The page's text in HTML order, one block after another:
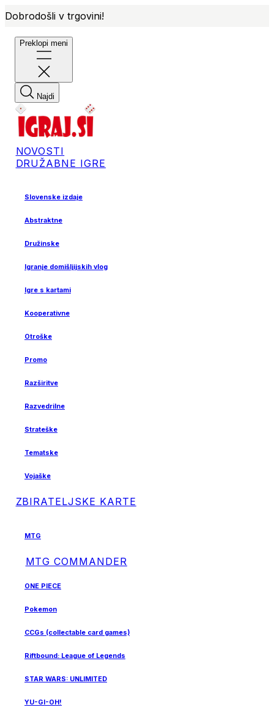
Dobrodošli v trgovini!
Preklopi meni
Najdi
NOVOSTI
DRUŽABNE IGRE
Slovenske izdaje
Abstraktne
Družinske
Igranje domišljijskih vlog
Igre s kartami
Kooperativne
Otroške
Promo
Razširitve
Razvedrilne
Strateške
Tematske
Vojaške
ZBIRATELJSKE KARTE
MTG
MTG COMMANDER
ONE PIECE
Pokemon
CCGs (collectable card games)
Riftbound: League of Legends
STAR WARS: UNLIMITED
YU-GI-OH!